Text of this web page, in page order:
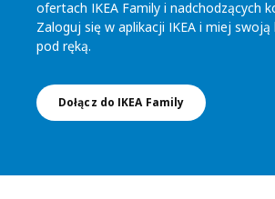
ofertach IKEA Family i nadchodzących
Zaloguj się w aplikacji IKEA i miej
pod ręką.
Dołącz do IKEA Family